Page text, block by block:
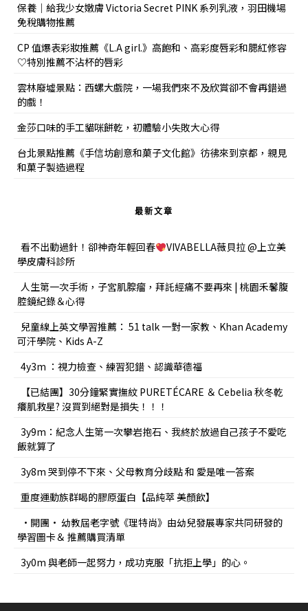
保養｜給我少女嫩膚 Victoria Secret PINK 系列乳液，羽田機場
免稅購物推薦
CP 值爆表彩妝推薦《L.A girl.》高飽和、高彩度唇彩和腮紅修容
♡特別推薦不沾杯的唇彩
雲林廢墟景點：西螺大戲院，一場我們來不及欣賞卻不會再錯過
的戲！
金莎口味的手工貓咪餅乾，初體驗小失敗大心得
台北景點推薦《手信坊創意和菓子文化館》彷彿來到京都，親見
和菓子製造過程
最新文章
看不出動過針！卻神奇年輕回春
VIVABELLA薇貝拉 @上立美
學皮膚科診所
人生第一次手術，子宮肌腺瘤，拜託經痛不要再來 | 桃園禾馨腹
腔鏡紀錄＆心得
兒童線上英文學習推薦： 51 talk 一對一家教、Khan Academy
可汗學院、Kids A-Z
4y3m ：視力檢查、練習犯錯、認識華德福
【已結團】30分鐘緊實撫紋 PURETÉCARE ＆ Cebelia 秋冬乾
癢肌救星? 沒買到絕對是損失！！！
3y9m：紀念人生第一次攀岩抱石、我終於放過自己孩子不愛吃
飯就算了
3y8m 哭到停不下來、父母教育分歧點 和 愛是唯一答案
重度運動族群喝的膠原蛋白【品純萃 美顏飲】
•開團• 幼教屆老字號《理特尚》由幼兒發展專家共同研發的
學習圖卡＆ 推薦購買清單
3y0m 與老師一起努力，成功克服「抗拒上學」的心。